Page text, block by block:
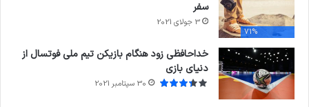
71%
سفر
3 جولای 2021
خداحافظی زود هنگام بازیکن تیم ملی فوتسال از
دنیای بازی
30 سپتامبر 2021